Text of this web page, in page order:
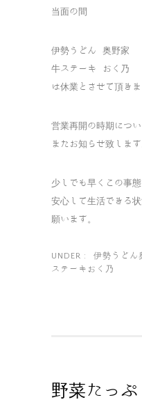
当面の間
伊勢うどん 奥野家
牛ステーキ おく乃
は休業とさせて頂きま
営業再開の時期につ
またお知らせ致します
少しでも早くこの事態
安心して生活できる
願います。
UNDER : 伊勢うどん
ステーキおく乃
野菜たっ